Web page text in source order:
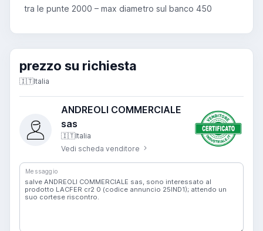
tra le punte 2000 – max diametro sul banco 450
prezzo su richiesta
🇮🇹Italia
ANDREOLI COMMERCIALE
sas
🇮🇹Italia
Vedi scheda venditore
Messaggio